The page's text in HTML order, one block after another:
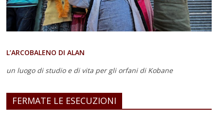
L’ARCOBALENO DI ALAN
un luogo di studio e di vita per gli orfani di Kobane
FERMATE LE ESECUZIONI